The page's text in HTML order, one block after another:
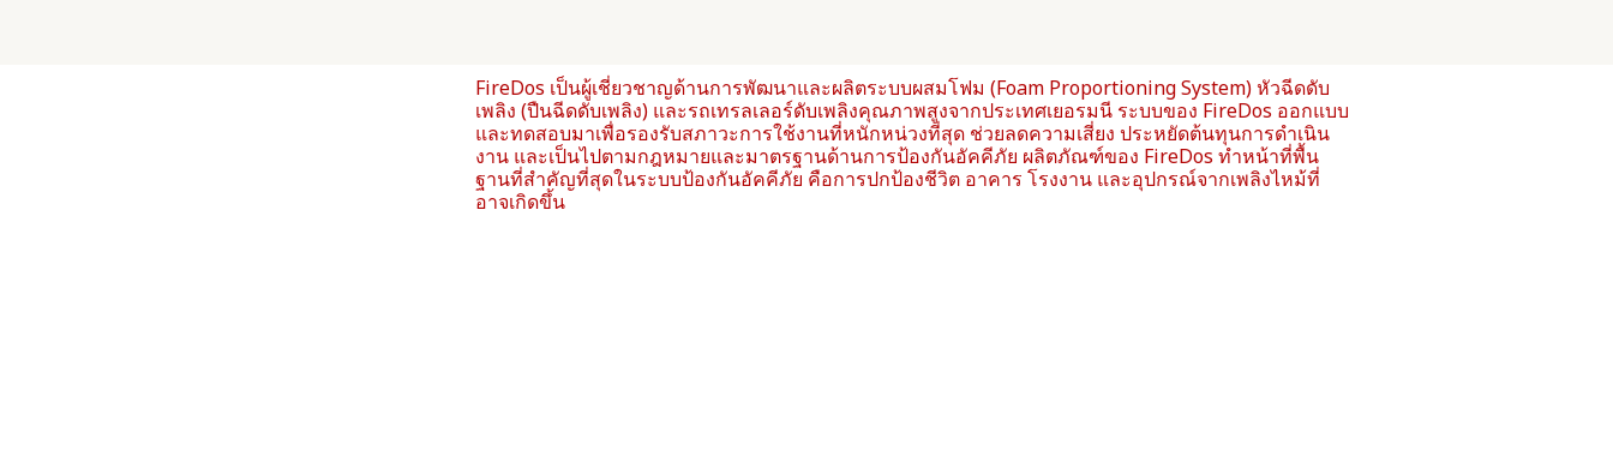
FireDos เป็นผู้เชี่ยวชาญด้านการพัฒนาและผลิตระบบผสมโฟม (Foam Proportioning System) หัวฉีดดับ
เพลิง (ปืนฉีดดับเพลิง) และรถเทรลเลอร์ดับเพลิงคุณภาพสูงจากประเทศเยอรมนี ระบบของ FireDos ออกแบบ
และทดสอบมาเพื่อรองรับสภาวะการใช้งานที่หนักหน่วงที่สุด ช่วยลดความเสี่ยง ประหยัดต้นทุนการดำเนิน
งาน และเป็นไปตามกฎหมายและมาตรฐานด้านการป้องกันอัคคีภัย ผลิตภัณฑ์ของ FireDos ทำหน้าที่พื้น
ฐานที่สำคัญที่สุดในระบบป้องกันอัคคีภัย คือการปกป้องชีวิต อาคาร โรงงาน และอุปกรณ์จากเพลิงไหม้ที่
อาจเกิดขึ้น